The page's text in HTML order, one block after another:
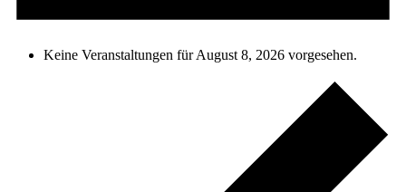
Keine Veranstaltungen für August 8, 2026 vorgesehen.